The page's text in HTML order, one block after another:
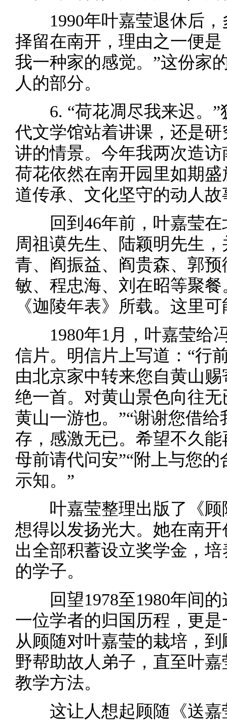
1990年叶嘉莹退休后
择留在南开，理由之一便
我一种家的感觉。”这份家
人的部分。
6. “荷花凋尽我来迟。
代文学馆站着讲课，还是
讲的情景。今年我两次造
荷花依然在南开园里如期
道传承、文化坚守的动人故
回到46年前，叶嘉莹
周祖谟先生、陆颖明先生
青、阎振益、阎贵森、郭
敏、程忠海、刘在昭等聚
《迦陵年表》所载。这里
1980年1月，叶嘉莹给
信片。明信片上写道：“行
由北京家中转来您自黄山赐
绝一首。对黄山景色向往
黄山一游也。”“谢谢您借
存，感激无已。希望不久
母前请代问安”“附上与您
示知。”
叶嘉莹整理出版了《
想得以发扬光大。她在南
出全部积蓄设立奖学金，
的学子。
回望1978至1980年间
一位学者的归国历程，更
从顾随对叶嘉莹的栽培，
野帮助故人弟子，直至叶
教学方法。
这让人想起顾随《送